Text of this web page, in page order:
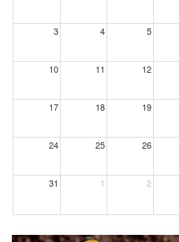
3 4 5
10 11 12
17 18 19
24 25 26
31 1 2